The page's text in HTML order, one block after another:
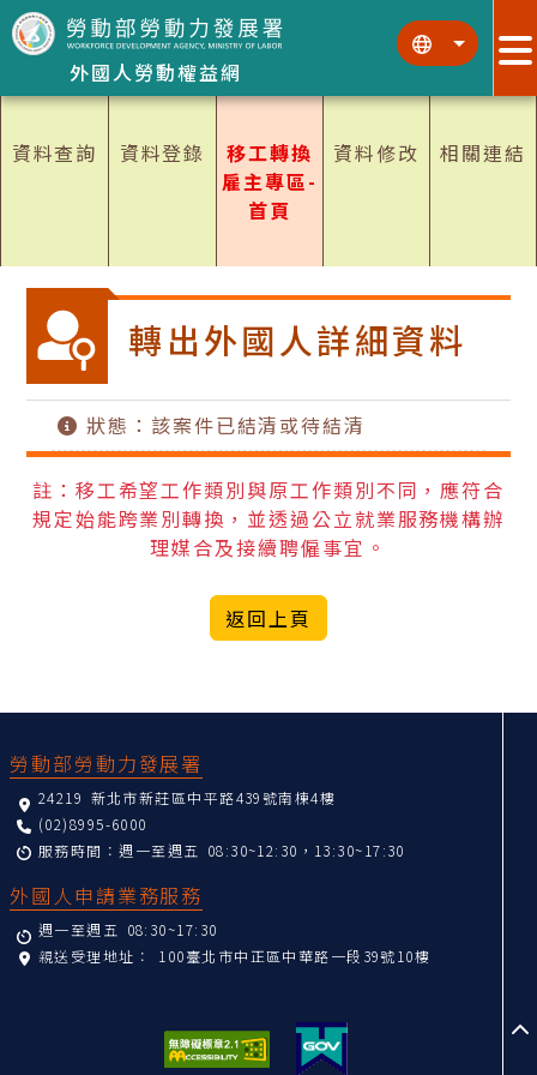
跳到主要內容區塊
外國人勞動權益網
::: :::
資料查詢 資料登錄
移工轉換
雇主專區-
首頁
資料修改 相關連結
轉出外國人詳細資料
狀態：該案件已結清或待結清
註：移工希望工作類別與原工作類別不同，應符合
規定始能跨業別轉換，並透過公立就業服務機構辦
理媒合及接續聘僱事宜。
返回上頁
勞動部勞動力發展署
24219 新北市新莊區中平路439號南棟4樓
(02)8995-6000
服務時間：週一至週五 08:30~12:30，13:30~17:30
外國人申請業務服務
週一至週五 08:30~17:30
親送受理地址： 100臺北市中正區中華路一段39號10樓
至